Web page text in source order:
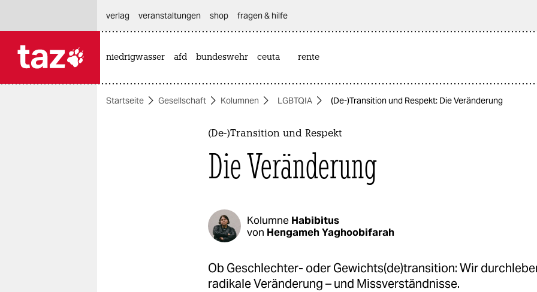
themen
verlag
veranstaltungen shop fragen & hilfe
niedrigwasser afd bundeswehr ceuta rente
Startseite Gesellschaft Kolumnen LGBTQIA (De-)Transition und Respekt: Die Veränderung
(De-)Transition und Respekt
Die Veränderung
Kolumne Habibitus
von Hengameh Yaghoobifarah
Ob Geschlechter- oder Gewichts(de)transition: Wir
radikale Veränderung – und Missverständnisse.